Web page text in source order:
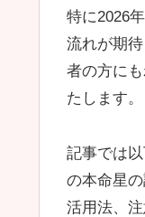
特に2026
流れが期
者の方に
たします。
記事では
の本命星
活用法、